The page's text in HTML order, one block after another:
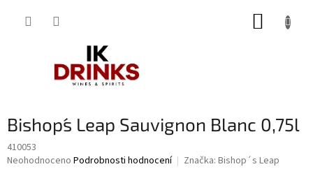
Bishop´s Leap Sauvignon Blanc 0,75l
410053
Průměrné
Neohodnoceno Podrobnosti hodnocení Značka: Bishop´s Leap